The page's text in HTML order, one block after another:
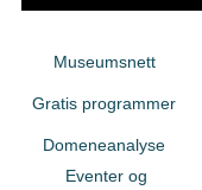
Museumsnett
Gratis programmer
Domeneanalyse
Eventer og